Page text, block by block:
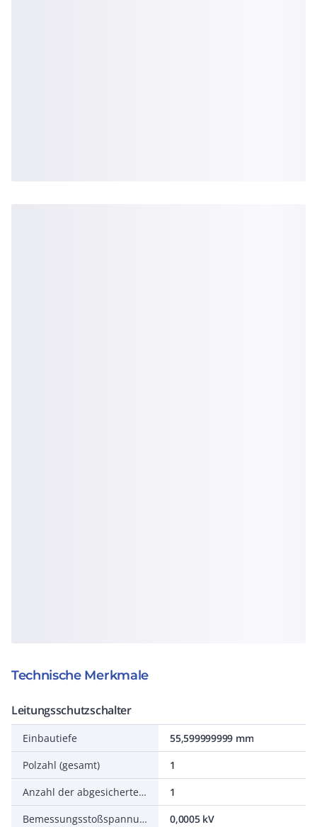
Technische Merkmale
Leitungsschutzschalter
Einbautiefe
55,599999999 mm
Polzahl (gesamt)
1
Anzahl der abgesicherten Pole
1
Bemessungsstoßspannungsfestigkeit Uimp
0,0005 kV